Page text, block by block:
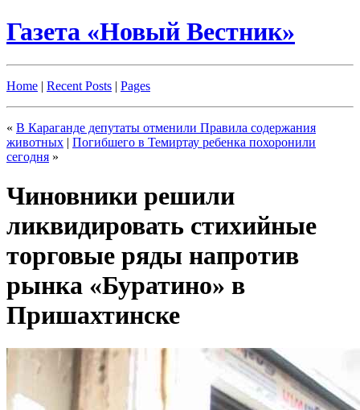
Газета «Новый Вестник»
Home | Recent Posts | Pages
« В Караганде депутаты отменили Правила содержания
животных | Погибшего в Темиртау ребенка похоронили
сегодня »
Чиновники решили
ликвидировать стихийные
торговые ряды напротив
рынка «Буратино» в
Пришахтинске